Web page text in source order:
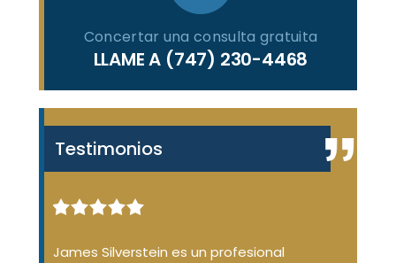
Concertar una consulta gratuita
LLAME A (747) 230-4468
Testimonios
James Silverstein es un profesional